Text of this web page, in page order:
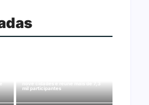
nove cidades e reúne mais de 7,3
mil participantes